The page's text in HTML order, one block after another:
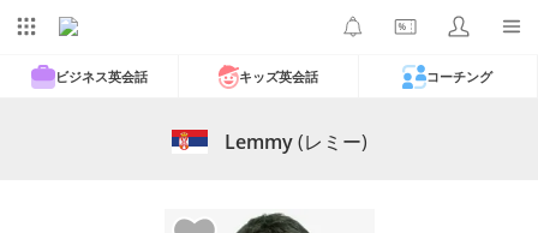
ビジネス英会話 キッズ英会話 コーチング
Lemmy(レミー)